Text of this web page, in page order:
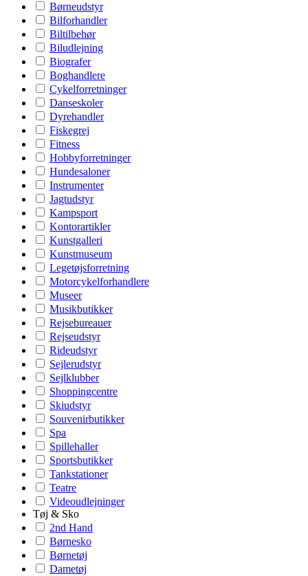
Børneudstyr
Bilforhandler
Biltilbehør
Biludlejning
Biografer
Boghandlere
Cykelforretninger
Danseskoler
Dyrehandler
Fiskegrej
Fitness
Hobbyforretninger
Hundesaloner
Instrumenter
Jagtudstyr
Kampsport
Kontorartikler
Kunstgalleri
Kunstmuseum
Legetøjsforretning
Motorcykelforhandlere
Museer
Musikbutikker
Rejsebureauer
Rejseudstyr
Rideudstyr
Sejlerudstyr
Sejlklubber
Shoppingcentre
Skiudstyr
Souvenirbutikker
Spa
Spillehaller
Sportsbutikker
Tankstationer
Teatre
Videoudlejninger
Tøj & Sko
2nd Hand
Børnesko
Børnetøj
Dametøj